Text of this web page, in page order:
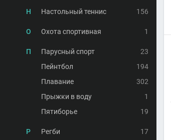
Н Настольный теннис 156
О Охота спортивная 1
П Парусный спорт
23
Пейнтбол
194
Плавание
302
Прыжки в воду
1
Пятиборье
19
Р Регби
17